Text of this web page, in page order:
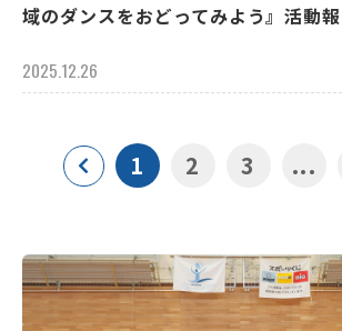
域のダンスをおどってみよう』活動
2025.12.26
1 2 3 ...